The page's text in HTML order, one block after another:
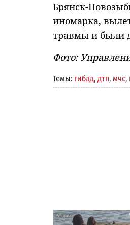
Брянск-
иномарка,
травмы и были
Фото:
Темы: гибдд, дтп, мчс,